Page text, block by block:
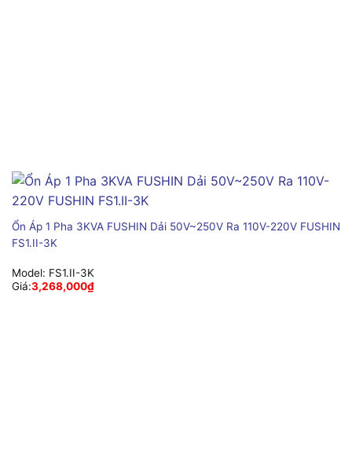
Ổn Áp 1 Pha 3KVA FUSHIN Dải 50V~250V Ra 110V-220V FUSHIN
FS1.II-3K
Model: FS1.II-3K
Giá:3,268,000₫